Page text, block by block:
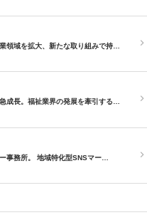
領域を拡大、新たな取り組みで持…
成長。福祉業界の発展を牽引する…
事務所。 地域特化型SNSマー…